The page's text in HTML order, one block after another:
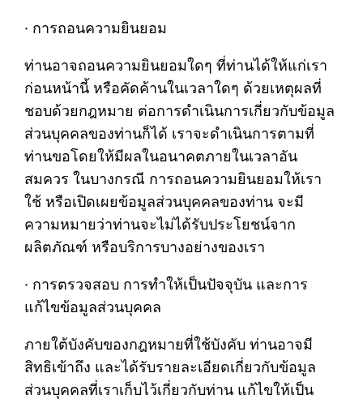
· การถอนความยินยอม
ท่านอาจถอนความยินยอมใดๆ ที่ท่านได้ให้แก่เรา
ก่อนหน้านี้ หรือคัดค้านในเวลาใดๆ ด้วยเหตุผลที่
ชอบด้วยกฎหมาย ต่อการดำเนินการเกี่ยวกับข้อมูล
ส่วนบุคคลของท่านก็ได้ เราจะดำเนินการตามที่
ท่านขอโดยให้มีผลในอนาคตภายในเวลาอัน
สมควร ในบางกรณี การถอนความยินยอมให้เรา
ใช้ หรือเปิดเผยข้อมูลส่วนบุคคลของท่าน จะมี
ความหมายว่าท่านจะไม่ได้รับประโยชน์จาก
ผลิตภัณฑ์ หรือบริการบางอย่างของเรา
· การตรวจสอบ การทำให้เป็นปัจจุบัน และการ
แก้ไขข้อมูลส่วนบุคคล
ภายใต้บังคับของกฎหมายที่ใช้บังคับ ท่านอาจมี
สิทธิเข้าถึง และได้รับรายละเอียดเกี่ยวกับข้อมูล
ส่วนบุคคลที่เราเก็บไว้เกี่ยวกับท่าน แก้ไขให้เป็น